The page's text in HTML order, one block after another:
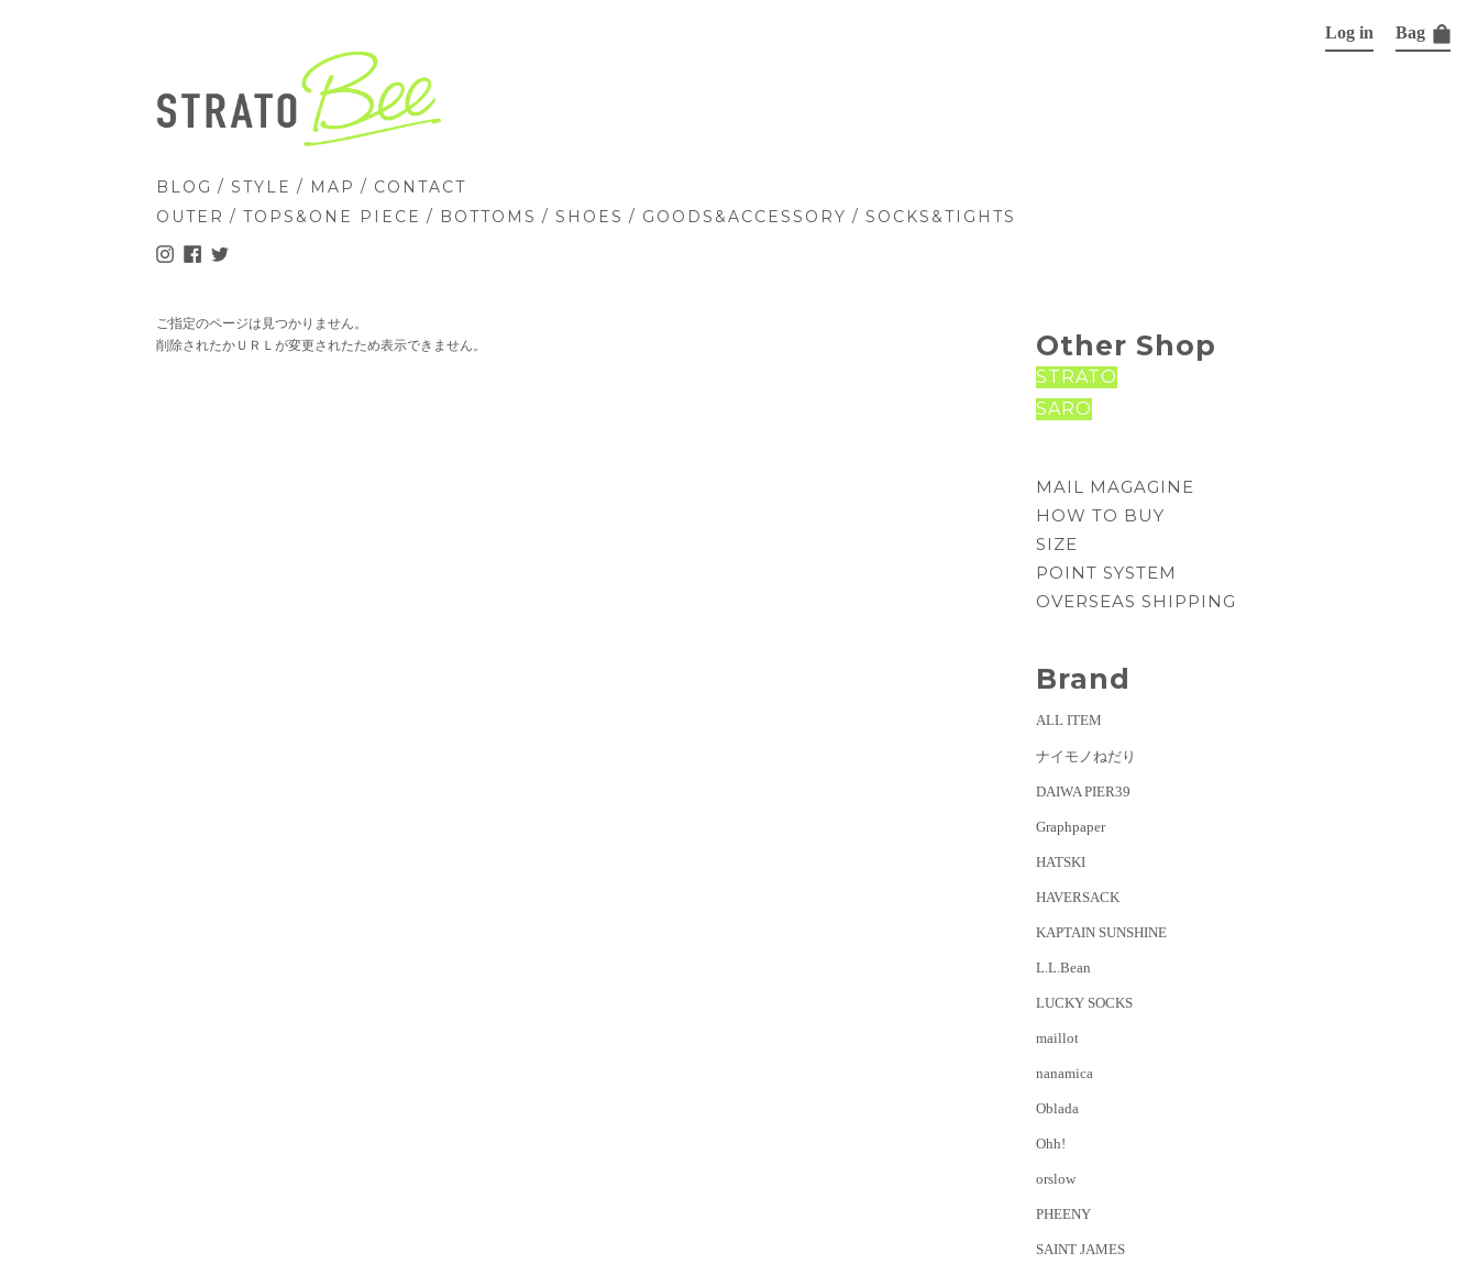
BLOG / STYLE / MAP / CONTACT
OUTER / TOPS&ONE PIECE / BOTTOMS / SHOES / GOODS&ACCESSORY / SOCKS&TIGHTS
Log in Bag
ご指定のページは見つかりません。
削除されたかＵＲＬが変更されたため表示できません。
Other Shop
STRATO
SARO
MAIL MAGAGINE
HOW TO BUY
SIZE
POINT SYSTEM
OVERSEAS SHIPPING
Brand
ALL ITEM
ナイモノねだり
DAIWA PIER39
Graphpaper
HATSKI
HAVERSACK
KAPTAIN SUNSHINE
L.L.Bean
LUCKY SOCKS
maillot
nanamica
Oblada
Ohh!
orslow
PHEENY
SAINT JAMES